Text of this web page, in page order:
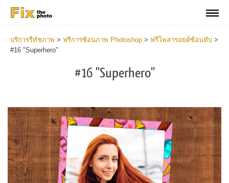
บริการรีทัชภาพ > ฟรีการซ้อนภาพ Photoshop > ฟรีโพลารอยด์ซ้อนทับ >
#16 "Superhero"
#16 "Superhero"